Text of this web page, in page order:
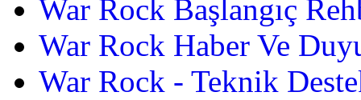
War Rock Başlangıç
War Rock Haber Ve
War Rock - Teknik